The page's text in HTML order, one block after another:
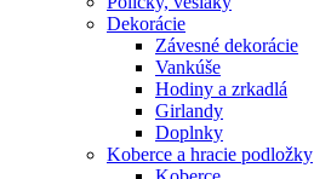
Dekorácie
Závesné dekorácie
Vankúše
Hodiny a zrkadlá
Girlandy
Doplnky
Koberce a hracie podložky